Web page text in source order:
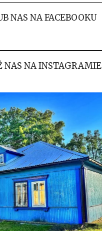
NAS NA FACEBOOKU
NAS NA INSTAGRAMIE